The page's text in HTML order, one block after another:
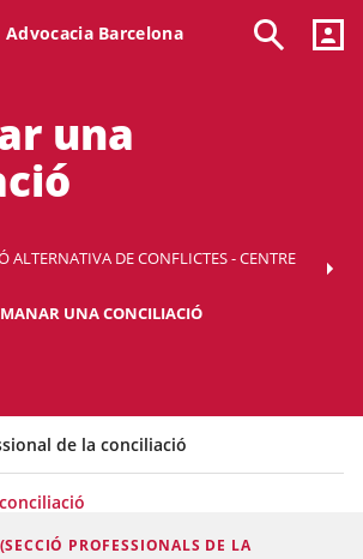
Advocacia Barcelona
una
ALTERNATIVA DE CONFLICTES - CENTRE
UNA CONCILIACIÓ
de la conciliació
PROFESSIONALS DE LA